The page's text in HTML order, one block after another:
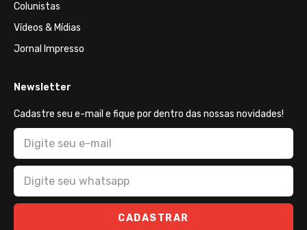
Colunistas
Vídeos & Mídias
Jornal Impresso
Newsletter
Cadastre seu e-mail e fique por dentro das nossas novidades!
CADASTRAR